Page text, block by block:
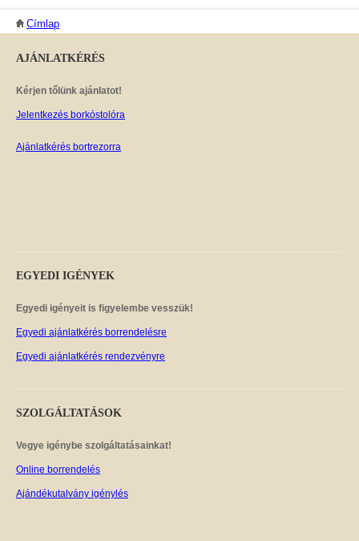
JELENLEGI HELY
Címlap
AJÁNLATKÉRÉS
Kérjen tőlünk ajánlatot!
Jelentkezés borkóstolóra
Ajánlatkérés bortrezorra
EGYEDI IGÉNYEK
Egyedi igényeit is figyelembe vesszük!
Egyedi ajánlatkérés borrendelésre
Egyedi ajánlatkérés rendezvényre
SZOLGÁLTATÁSOK
Vegye igénybe szolgáltatásainkat!
Online borrendelés
Ajándékutalvány igénylés